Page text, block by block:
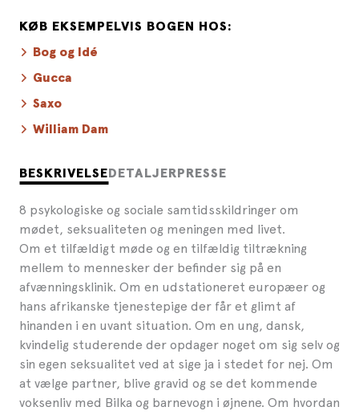
BESKRIVELSE DETALJER PRESSE
8 psykologiske og sociale samtidsskildringer om
mødet, seksualiteten og meningen med livet.
Om et tilfældigt møde og en tilfældig tiltrækning
mellem to mennesker der befinder sig på en
afvænningsklinik. Om en udstationeret europæer og
hans afrikanske tjenestepige der får et glimt af
hinanden i en uvant situation. Om en ung, dansk,
kvindelig studerende der opdager noget om sig selv og
sin egen seksualitet ved at sige ja i stedet for nej. Om
at vælge partner, blive gravid og se det kommende
voksenliv med Bilka og barnevogn i øjnene. Om hvordan
KØB EKSEMPELVIS BOGEN HOS:
Bog og Idé
Gucca
Saxo
William Dam